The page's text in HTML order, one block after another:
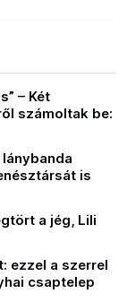
– Két
számoltak be:
is
a jég, Lili
ezzel a szerrel
csaptelep